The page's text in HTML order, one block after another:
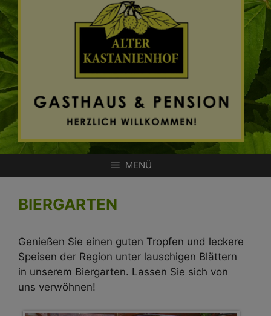
Zum
Inhalt
MENÜ
BIERGARTEN
Genießen Sie einen guten Tropfen und leckere
Speisen der Region unter lauschigen Blättern
in unserem Biergarten. Lassen Sie sich von
uns verwöhnen!